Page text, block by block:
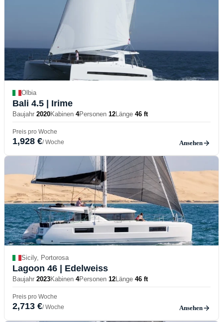
Olbia
Bali 4.5 | Irime
Baujahr 2020Kabinen 4Personen 12Länge 46 ft
Preis pro Woche
1,928 €/ Woche Ansehen
Sicily, Portorosa
Lagoon 46 | Edelweiss
Baujahr 2023Kabinen 4Personen 12Länge 46 ft
Preis pro Woche
2,713 €/ Woche Ansehen